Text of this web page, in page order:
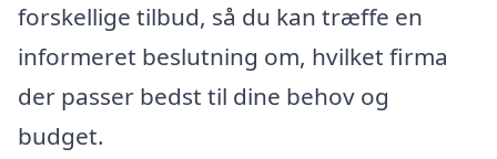
forskellige tilbud, så du kan træffe en
informeret beslutning om, hvilket firma
der passer bedst til dine behov og
budget.